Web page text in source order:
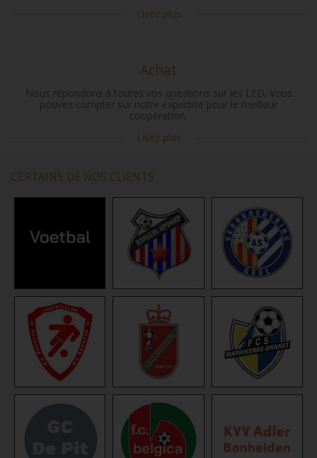
Lisez plus
Achat
Nous répondons à toutes vos questions sur les LED. Vous
pouvez compter sur notre expertise pour le meilleur
coopération.
Lisez plus
CERTAINS DE NOS CLIENTS